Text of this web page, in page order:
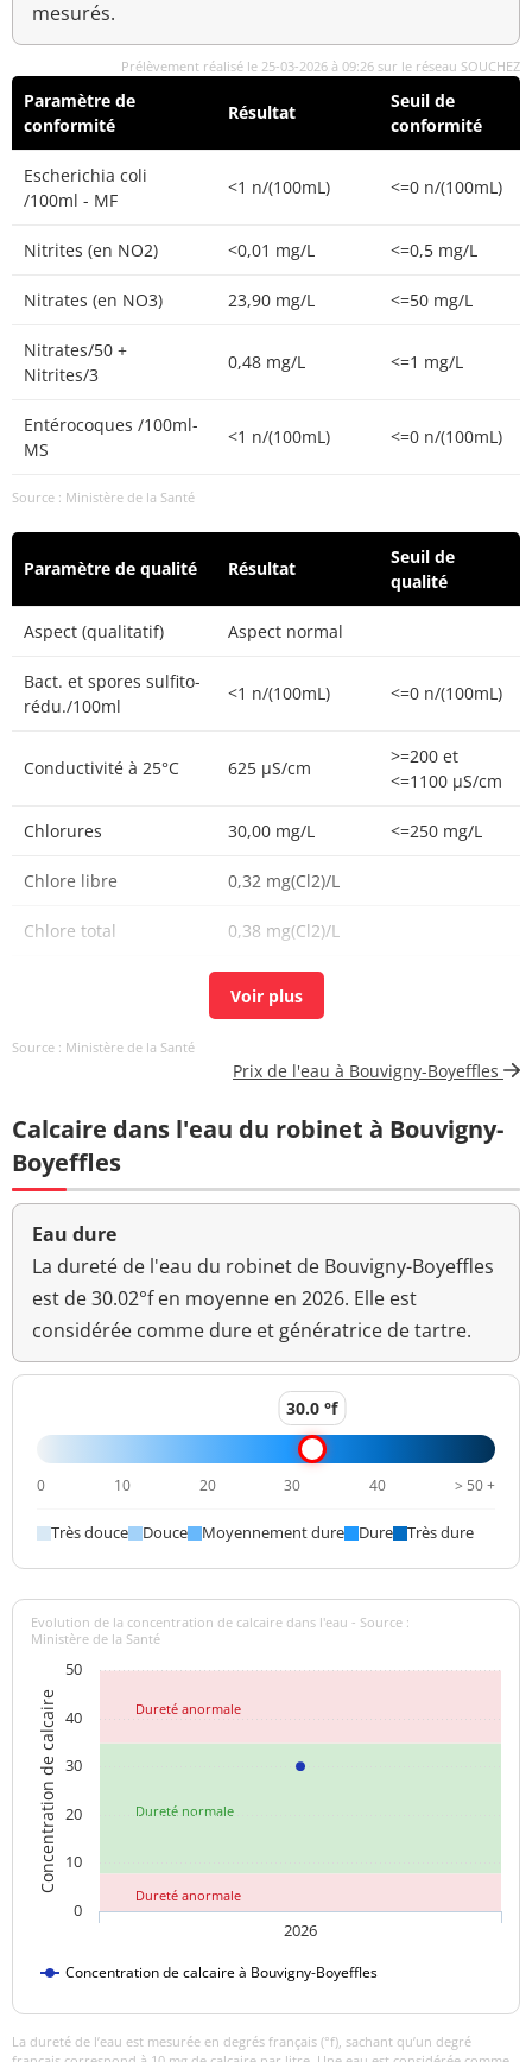
mesurés.
Prélèvement réalisé le 25-03-2026 à 09:26 sur le réseau SOUCHEZ
Paramètre de
conformité
Résultat
Seuil de
conformité
Escherichia coli
/100ml - MF
<1 n/(100mL) <=0 n/(100mL)
Nitrites (en NO2) <0,01 mg/L <=0,5 mg/L
Nitrates (en NO3) 23,90 mg/L <=50 mg/L
Nitrates/50 +
Nitrites/3
0,48 mg/L <=1 mg/L
Entérocoques /100ml-
MS
<1 n/(100mL) <=0 n/(100mL)
Source : Ministère de la Santé
Paramètre de qualité Résultat
Seuil de
qualité
Aspect (qualitatif) Aspect normal
Bact. et spores sulfito-
rédu./100ml
<1 n/(100mL) <=0 n/(100mL)
Conductivité à 25°C 625 µS/cm
>=200 et
<=1100 µS/cm
Chlorures 30,00 mg/L <=250 mg/L
Chlore libre 0,32 mg(Cl2)/L
Chlore total 0,38 mg(Cl2)/L
0 mg(CO3)/L
total
Couleur (qualitatif)
anormal
Bactéries coliformes
/100ml-MS
<1 n/(100mL) <=0 n/(100mL)
Fer total <10 µg/L <=200 µg/L
Bact. aér. revivifiables
<1 n/mL
à 36°-44h
<1 n/mL
Hydrogénocarbonates 306,0 mg/L
Aucun
pH 7,8 unité pH
Saveur (qualitatif)
Aucun
Sulfates 16,60 mg/L
25,10 °f
Source : Ministère de la Santé
Prix de l'eau à Bouvigny-Boyeffles
Calcaire dans l'eau du robinet à Bouvigny-
Boyeffles
Eau dure
La dureté de l'eau du robinet de Bouvigny-Boyeffles
est de 30.02°f en moyenne en 2026. Elle est
considérée comme dure et génératrice de tartre.
30.0 °f
0 10 20 30 40 > 50 +
Très douce Douce Moyennement dure Dure Très dure
Dureté normale
Dureté anormale
Dureté anormale
Concentration de calcaire
Evolution de la concentration de calcaire dans l'eau - Source :
Ministère de la Santé
Concentration de calcaire à Bouvigny-Boyeffles
2026
0
10
20
30
40
50
La dureté de l’eau est mesurée en degrés français (°f), sachant qu’un degré